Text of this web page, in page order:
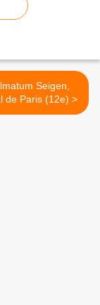
Seigen,
parc floral de Paris (12e) >